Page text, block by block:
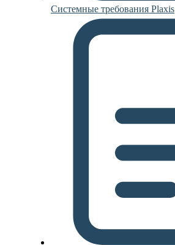
Системные требования Plaxis